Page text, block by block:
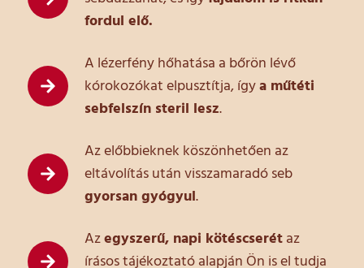
fordul elő.
A lézerfény hőhatása a bőrön lévő
kórokozókat elpusztítja, ígya műtéti
sebfelszín steril lesz.
Az előbbieknek köszönhetően az
eltávolítás után visszamaradó seb
gyorsan gyógyul.
Azegyszerű, napi kötéscserétaz
írásos tájékoztató alapján Ön is el tudja